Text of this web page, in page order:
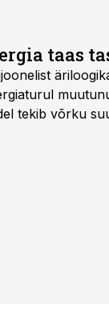
taas
tekib võrku